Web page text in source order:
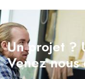
Un projet ?
Venez